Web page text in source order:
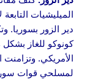
الميليشيات
دير الزور
كونوكو للغاز بشكل
الأمريكي.
لمسلحي قوات